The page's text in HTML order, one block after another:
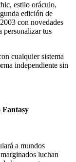
estilo oráculo,
edición de
con novedades
personalizar tus
cualquier sistema
independiente sin
a mundos
luchan